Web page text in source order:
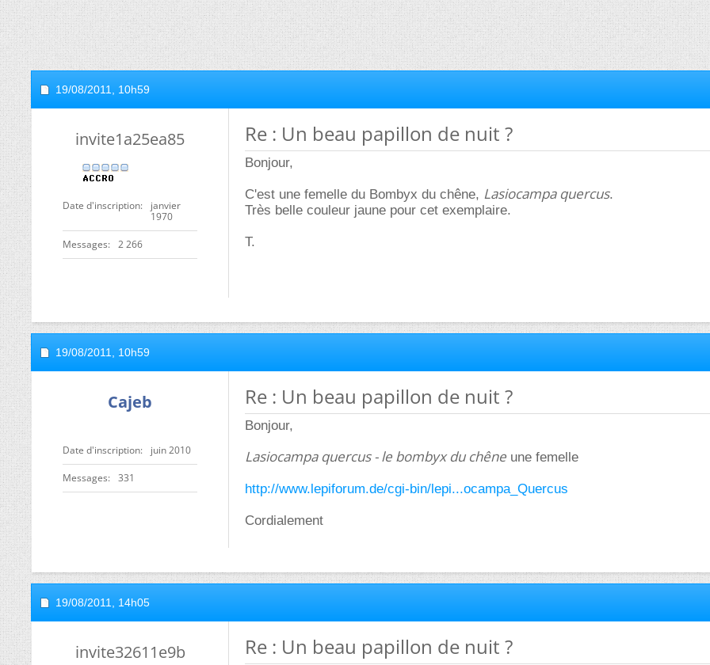
19/08/2011, 10h59
invite1a25ea85
Date d'inscription
janvier
1970
Messages 2 266
Re : Un beau papillon de nuit ?
Bonjour,
C'est une femelle du Bombyx du chêne, Lasiocampa quercus.
Très belle couleur jaune pour cet exemplaire.
T.
19/08/2011, 10h59
Cajeb
Date d'inscription juin 2010
Messages 331
Re : Un beau papillon de nuit ?
Bonjour,
Lasiocampa quercus - le bombyx du chêne une femelle
http://www.lepiforum.de/cgi-bin/lepi...ocampa_Quercus
Cordialement
19/08/2011, 14h05
invite32611e9b Re : Un beau papillon de nuit ?